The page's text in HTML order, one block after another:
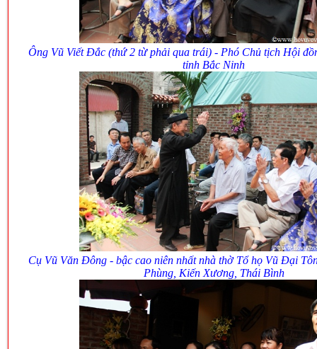
Ông Vũ Viết Đắc (thứ 2 từ phải qua trái) - Phó Chủ tịch Hội
tỉnh Bắc Ninh
Cụ Vũ Văn Đông - bậc cao niên nhất nhà thờ Tổ họ Vũ Đại
Phùng, Kiến Xương, Thái Bình